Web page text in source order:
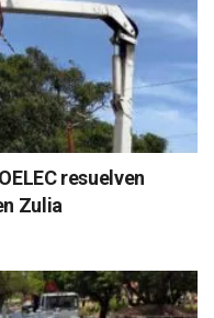
resuelven
Zulia